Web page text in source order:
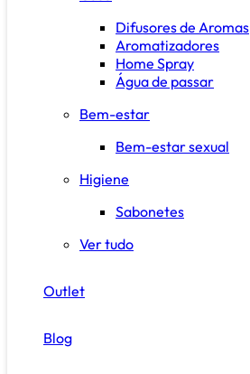
Difusores de Aromas
Aromatizadores
Home Spray
Água de passar
Bem-estar
Bem-estar sexual
Higiene
Sabonetes
Ver tudo
Outlet
Blog